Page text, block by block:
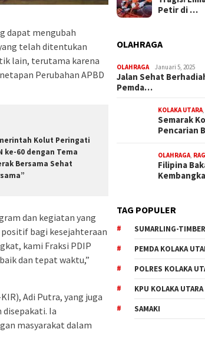
dapat mengubah
telah ditentukan
lain, terutama karena
Perubahan APBD
Kolut Peringati
ke-60 dengan Tema
Bersama Sehat
dan kegiatan yang
bagi kesejahteraan
kami Fraksi PDIP
dan tepat waktu,”
Adi Putra, yang juga
Ia
masyarakat dalam
Petir di …
OLAHRAGA
OLAHRAGA Januari 5, 2025
Jalan Sehat
Pemda…
KOLAKA UTARA
Semarak
Pencarian
OLAHRAGA
Filipina
TAG POPULER
SUMARLING-TIMBER
PEMDA KOLAKA
POLRES KOLAKA
KPU KOLAKA UTARA
SAMAKI